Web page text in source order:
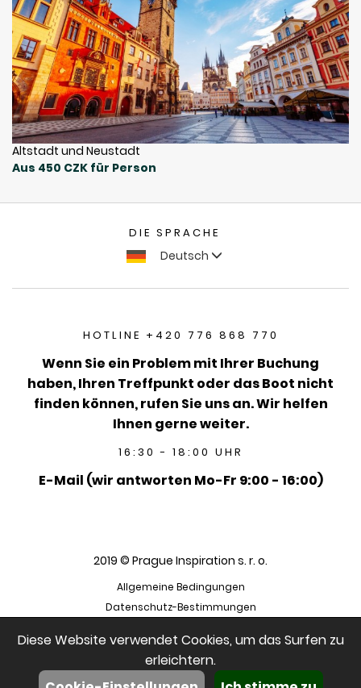
Altstadt und Neustadt
Aus 450 CZK für Person
DIE SPRACHE
Deutsch
HOTLINE +420 776 868 770
Wenn Sie ein Problem mit Ihrer Buchung
haben, Ihren Treffpunkt oder das Boot nicht
finden können, rufen Sie uns an. Wir helfen
Ihnen gerne weiter.
16:30 - 18:00 UHR
E-Mail (wir antworten Mo-Fr 9:00 - 16:00)
2019 © Prague Inspiration s. r. o.
Allgemeine Bedingungen
Datenschutz-Bestimmungen
Diese Website verwendet Cookies, um das Surfen zu
erleichtern.